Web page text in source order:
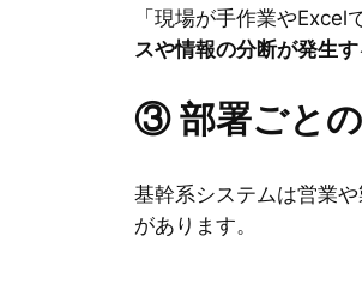
「現場が手作業や
スや情報の分断が発生
③ 部署ごと
基幹系システムは営業
があります。